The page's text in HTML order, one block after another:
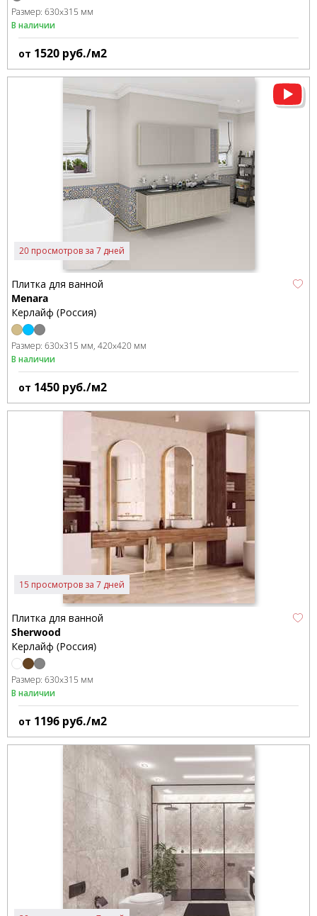
Размер: 630x315 мм
В наличии
от 1520 руб./м2
20 просмотров за 7 дней
Плитка для ванной
Menara
Керлайф (Россия)
Размер: 630x315 мм 420x420 мм
В наличии
от 1450 руб./м2
15 просмотров за 7 дней
Плитка для ванной
Sherwood
Керлайф (Россия)
Размер: 630x315 мм
В наличии
от 1196 руб./м2